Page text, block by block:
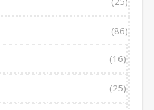
(86)
(16)
(25)